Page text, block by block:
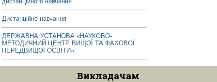
Дистанційне навчання
ДЕРЖАВНА УСТАНОВА «НАУКОВО-
МЕТОДИЧНИЙ ЦЕНТР ВИЩОЇ ТА ФАХОВОЇ
ПЕРЕДВИЩОЇ ОСВІТИ»
Викладачам